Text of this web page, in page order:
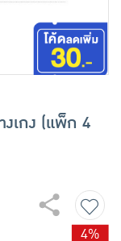
เกง (แพ็ก 4
4%